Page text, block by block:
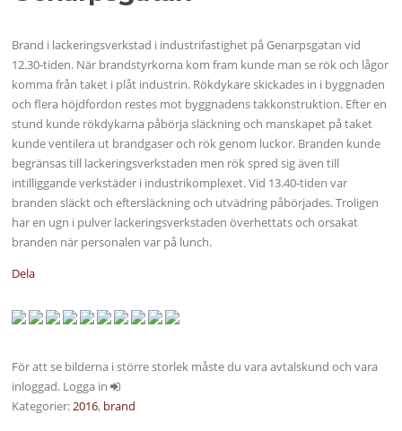
Brand i lackeringsverkstad i industrifastighet på Genarpsgatan vid
12.30-tiden. När brandstyrkorna kom fram kunde man se rök och lågor
komma från taket i plåt industrin. Rökdykare skickades in i byggnaden
och flera höjdfordon restes mot byggnadens takkonstruktion. Efter en
stund kunde rökdykarna påbörja släckning och manskapet på taket
kunde ventilera ut brandgaser och rök genom luckor. Branden kunde
begränsas till lackeringsverkstaden men rök spred sig även till
intilliggande verkstäder i industrikomplexet. Vid 13.40-tiden var
branden släckt och eftersläckning och utvädring påbörjades. Troligen
har en ugn i pulver lackeringsverkstaden överhettats och orsakat
branden när personalen var på lunch.
Dela
För att se bilderna i större storlek måste du vara avtalskund och vara
inloggad. Logga in
Kategorier:2016, brand